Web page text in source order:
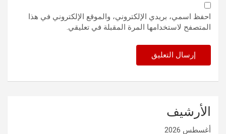
احفظ اسمي، بريدي الإلكتروني، والموقع الإلكتروني في هذا
المتصفح لاستخدامها المرة المقبلة في تعليقي.
الأرشيف
أغسطس 2026